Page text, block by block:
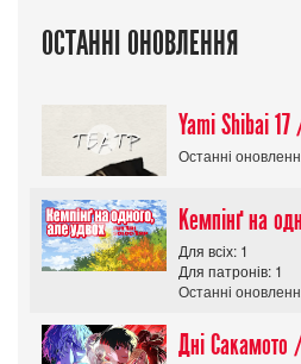
ОСТАННІ ОНОВЛЕННЯ
Yami Shibai
Останні
Для всіх: 1
Для патронів: 1
Останні